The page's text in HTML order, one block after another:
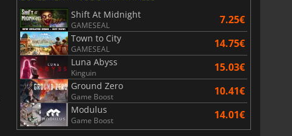
Shift At Midnight
GAMESEAL 7.25€
Town to City
GAMESEAL 14.75€
Luna Abyss
Kinguin 15.03€
Ground Zero
Game Boost 10.41€
Modulus
Game Boost 14.01€